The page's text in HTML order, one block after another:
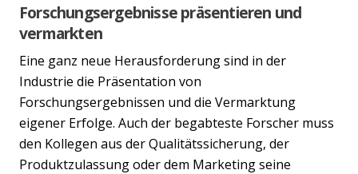
Forschungsergebnisse präsentieren und
vermarkten
Eine ganz neue Herausforderung sind in der
Industrie die Präsentation von
Forschungsergebnissen und die Vermarktung
eigener Erfolge. Auch der begabteste Forscher muss
den Kollegen aus der Qualitätssicherung, der
Produktzulassung oder dem Marketing seine